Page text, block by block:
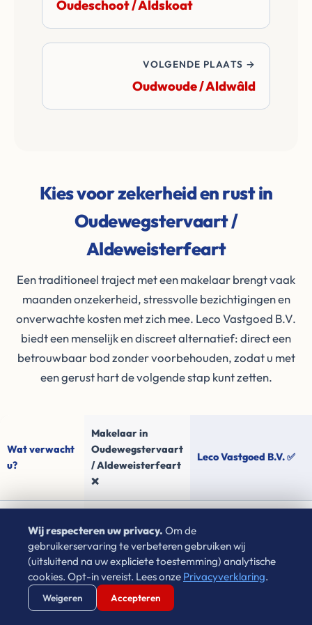
Oudeschoot / Aldskoat
VOLGENDE PLAATS →
Oudwoude / Aldwâld
Kies voor zekerheid en rust in
Oudewegstervaart /
Aldeweisterfeart
Een traditioneel traject met een makelaar brengt vaak
maanden onzekerheid, stressvolle bezichtigingen en
onverwachte kosten met zich mee. Leco Vastgoed B.V.
biedt een menselijk en discreet alternatief: direct een
betrouwbaar bod zonder voorbehouden, zodat u met
een gerust hart de volgende stap kunt zetten.
Wat verwacht
u?
Makelaar in
Oudewegstervaart
/ Aldeweisterfeart
❌
Leco Vastgoed B.V. ✅
verkoop
6 maanden wachten
Zekerheid
✗
Kans op afwijzing
hypotheek koper
(>13%)
✓ 100% Zekerheid
Wij respecteren uw privacy. Om de
gebruikerservaring te verbeteren gebruiken wij
(uitsluitend na uw expliciete toestemming) analytische
cookies. Opt-in vereist. Lees onze Privacyverklaring.
Weigeren Accepteren
Verstuur WhatsApp